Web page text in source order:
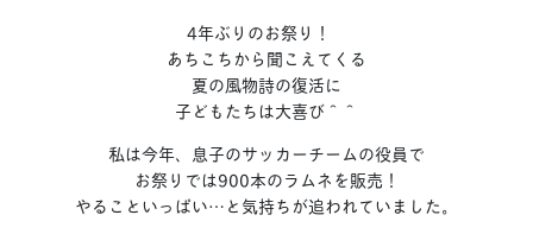
4年ぶりのお祭り！
あちこちから聞こえてくる
夏の風物詩の復活に
子どもたちは大喜び＾＾
私は今年、息子のサッカーチームの役員で
お祭りでは900本のラムネを販売！
やることいっぱい…と気持ちが追われていました。